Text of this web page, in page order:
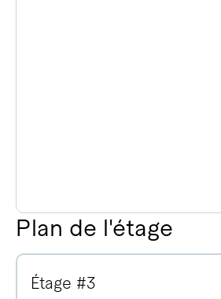
Plan de l'étage
Étage #3